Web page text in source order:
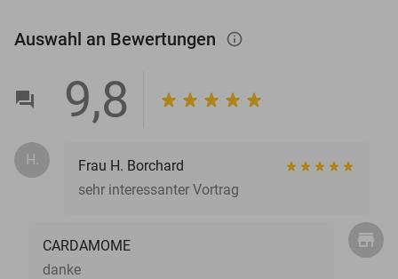
Auswahl an Bewertungen info_outlined
9,8
H.
Frau H. Borchard
sehr interessanter Vortrag
CARDAMOME
danke